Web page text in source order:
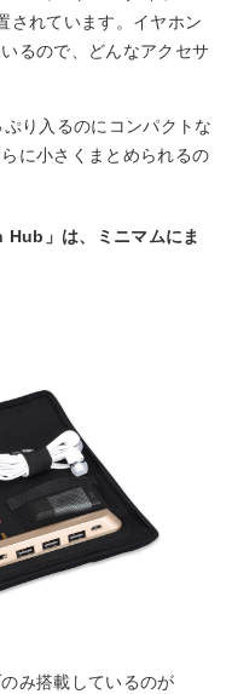
されています。イヤホン
るので、どんなアクセサ
り入るのにコンパクトな
に小さくまとめられるの
」は、ミニマムにま
み搭載しているのが